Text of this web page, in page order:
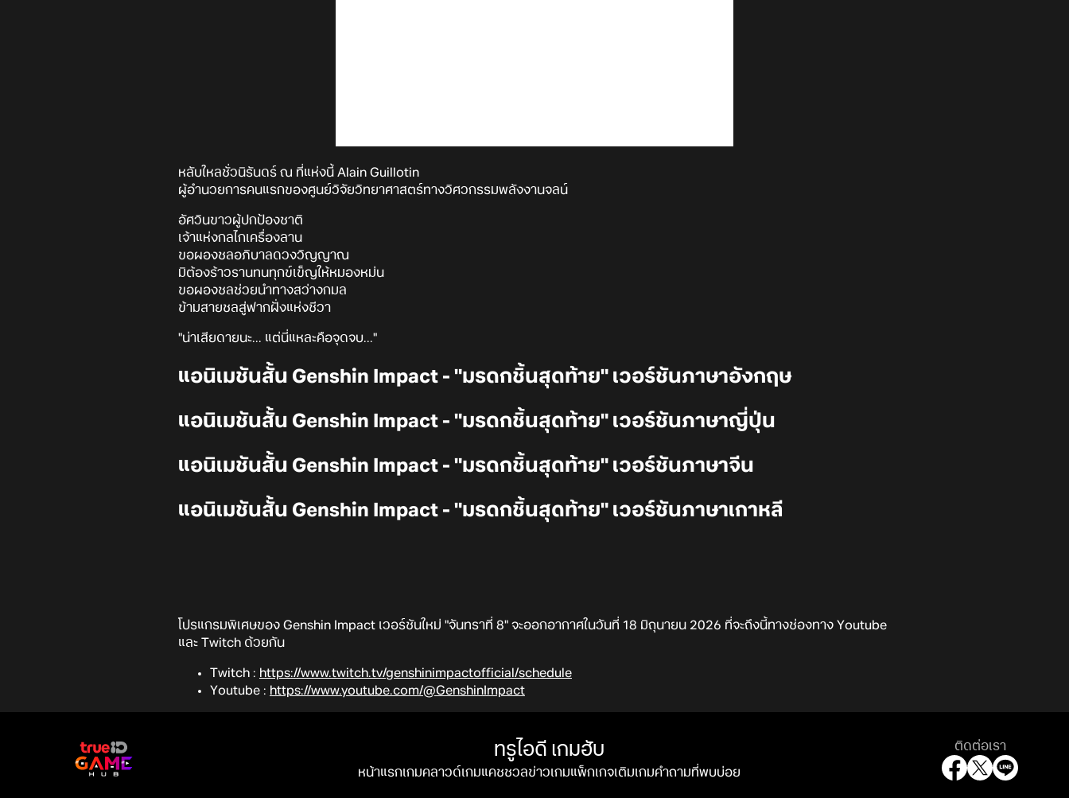
หลับใหลชั่วนิรันดร์ ณ ที่แห่งนี้ Alain Guillotin
ผู้อำนวยการคนแรกของศูนย์วิจัยวิทยาศาสตร์ทางวิศวกรรมพลังงานจลน์
อัศวินขาวผู้ปกป้องชาติ
เจ้าแห่งกลไกเครื่องลาน
ขอผองชลอภิบาลดวงวิญญาณ
มิต้องร้าวรานทนทุกข์เข็ญให้หมองหม่น
ขอผองชลช่วยนำทางสว่างกมล
ข้ามสายชลสู่ฟากฝั่งแห่งชีวา
"น่าเสียดายนะ... แต่นี่แหละคือจุดจบ..."
แอนิเมชันสั้น Genshin Impact - "มรดกชิ้นสุดท้าย" เวอร์ชันภาษาอังกฤษ
แอนิเมชันสั้น Genshin Impact - "มรดกชิ้นสุดท้าย" เวอร์ชันภาษาญี่ปุ่น
แอนิเมชันสั้น Genshin Impact - "มรดกชิ้นสุดท้าย" เวอร์ชันภาษาจีน
แอนิเมชันสั้น Genshin Impact - "มรดกชิ้นสุดท้าย" เวอร์ชันภาษาเกาหลี
โปรแกรมพิเศษของ Genshin Impact เวอร์ชันใหม่ "จันทราที่ 8" จะออกอากาศในวันที่ 18 มิถุนายน 2026 ที่จะถึงนี้ทางช่องทาง Youtube
และ Twitch ด้วยกัน
Twitch : https://www.twitch.tv/genshinimpactofficial/schedule
Youtube : https://www.youtube.com/@GenshinImpact
ทรูไอดี เกมฮับ
หน้าแรกเกมคลาวด์เกมแคชชวลข่าวเกมแพ็กเกจเติมเกมคำถามที่พบบ่อย
ติดต่อเรา